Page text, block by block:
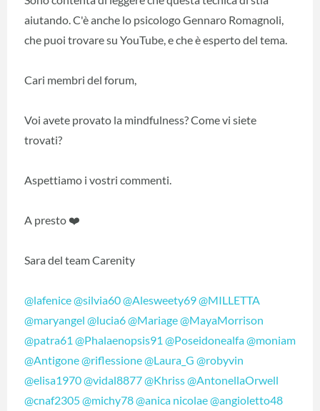
aiutando. C'è anche lo psicologo Gennaro Romagnoli,
che puoi trovare su YouTube, e che è esperto del tema.
Cari membri del forum,
Voi avete provato la mindfulness? Come vi siete
trovati?
Aspettiamo i vostri commenti.
A presto ❤️
Sara del team Carenity
@lafenice@silvia60@Alesweety69@MILLETTA
@maryangel @lucia6@Mariage@MayaMorrison
@patra61 @Phalaenopsis91 @Poseidonealfa@moniam
@Antigone@riflessione@Laura_G @robyvin
@elisa1970@vidal8877@Khriss@AntonellaOrwell
@cnaf2305@michy78@anica nicolae@angioletto48